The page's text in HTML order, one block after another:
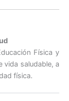
Física y
vida saludable, a
física.